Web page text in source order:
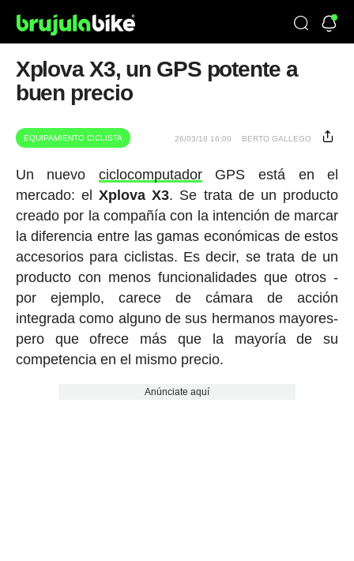
Xplova X3, un GPS potente a
buen precio
EQUIPAMIENTO CICLISTA 26/03/18 16:00 BERTO GALLEGO
Un nuevo ciclocomputadorGPS está en el
mercado: elXplova X3. Se trata de un producto
creado por la compañía con la intención de marcar
la diferencia entre las gamas económicas de estos
accesorios para ciclistas. Es decir, se trata de un
producto con menos funcionalidades que otros -
por ejemplo, carece de cámara de acción
integrada como alguno de sus hermanos mayores-
pero que ofrece más que la mayoría de su
competencia en el mismo precio.
Anúnciate aquí